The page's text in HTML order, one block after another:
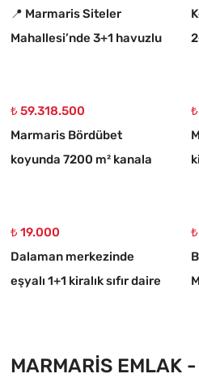
📍 Marmaris Siteler
Mahallesi’nde 3+1 havuzlu
₺ 59.318.500
Marmaris Bördübet
koyunda 7200 m² kanala
₺ 19.000
Dalaman merkezinde
eşyalı 1+1 kiralık sıfır daire
MARMARIS EMLAK